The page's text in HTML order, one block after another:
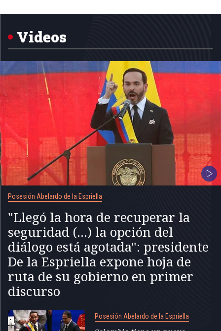
1
Videos
Posesión Abelardo de la Espriella
"Llegó la hora de recuperar la
seguridad (...) la opción del
diálogo está agotada": presidente
De la Espriella expone hoja de
ruta de su gobierno en primer
discurso
Posesión Abelardo de la Espriella